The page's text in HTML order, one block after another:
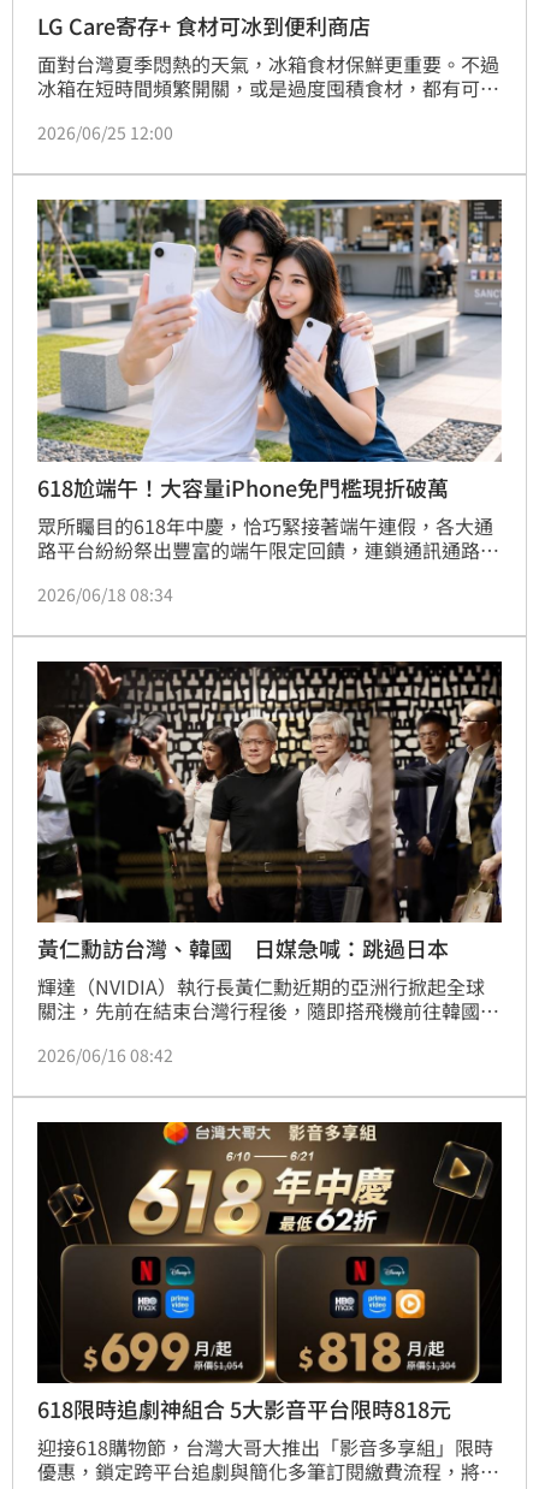
LG Care寄存+ 食材可冰到便利商店
面對台灣夏季悶熱的天氣，冰箱食材保鮮更重要。不過
冰箱在短時間頻繁開關，或是過度囤積食材，都有可能
材，要放哪裡往往造成民眾困擾，在轉換冷藏環境的過
2026/06/25 12:00
618尬端午！大容量iPhone免門檻現折破萬
眾所矚目的618年中慶，恰巧緊接著端午連假，各大通
路平台紛紛祭出豐富的端午限定回饋，連鎖通訊通路傑
限時四天的「年中強檔放粽大特賣」。
2026/06/18 08:34
黃仁勳訪台灣、韓國 日媒急喊：跳過日本
輝達（NVIDIA）執行長黃仁勳近期的亞洲行掀起全球
關注，先前在結束台灣行程後，隨即搭飛機前往韓國，
國掀起熱潮。然而日媒卻點出，黃仁勳的亞洲之行走訪
在半導體行業的競爭力正在下降，也表明日本可能在AI
革命中落後」。
2026/06/16 08:42
618限時追劇神組合 5大影音平台限時818元
迎接618購物節，台灣大哥大推出「影音多享組」限時
優惠，鎖定跨平台追劇與簡化多筆訂閱繳費流程，將數